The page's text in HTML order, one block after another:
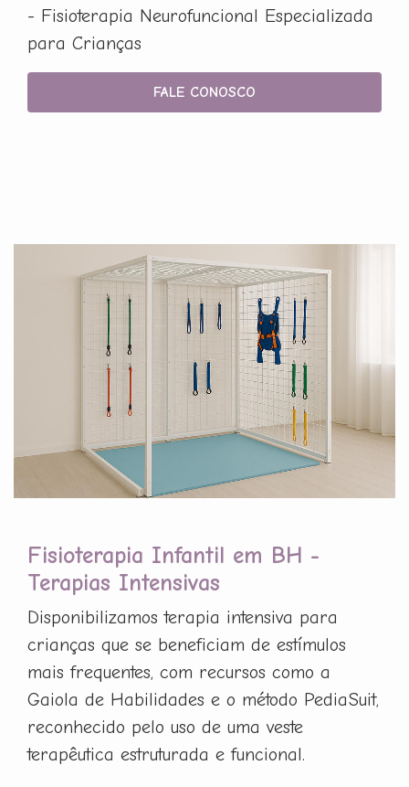
- Fisioterapia Neurofuncional Especializada
para Crianças
FALE CONOSCO
Fisioterapia Infantil em BH -
Terapias Intensivas
Disponibilizamos terapia intensiva para
crianças que se beneficiam de estímulos
mais frequentes, com recursos como a
Gaiola de Habilidades e o método PediaSuit,
reconhecido pelo uso de uma veste
terapêutica estruturada e funcional.